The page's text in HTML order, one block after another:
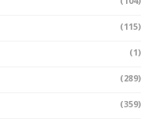
(115)
(1)
(289)
(359)